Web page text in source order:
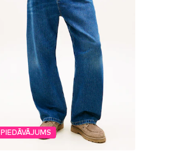
PIEDĀVĀJUMS